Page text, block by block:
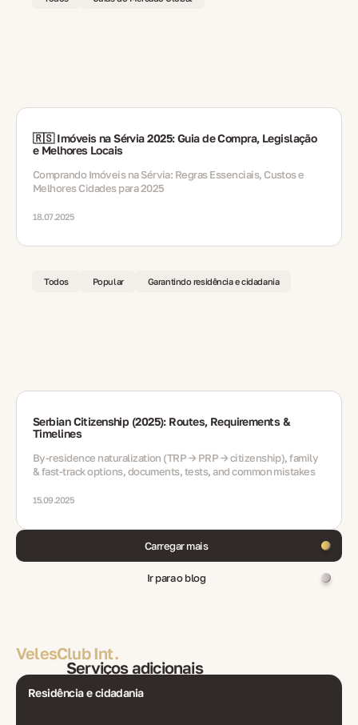
🇷🇸 Imóveis na Sérvia 2025: Guia de Compra, Legislação
e Melhores Locais
Comprando Imóveis na Sérvia: Regras Essenciais, Custos e
Melhores Cidades para 2025
18.07.2025
Todos Popular Garantindo residência e cidadania
Serbian Citizenship (2025): Routes, Requirements &
Timelines
By-residence naturalization (TRP → PRP → citizenship), family
& fast-track options, documents, tests, and common mistakes
15.09.2025
Carregar mais
Ir para o blog
VelesClub Int.
Serviços adicionais
Residência e cidadania